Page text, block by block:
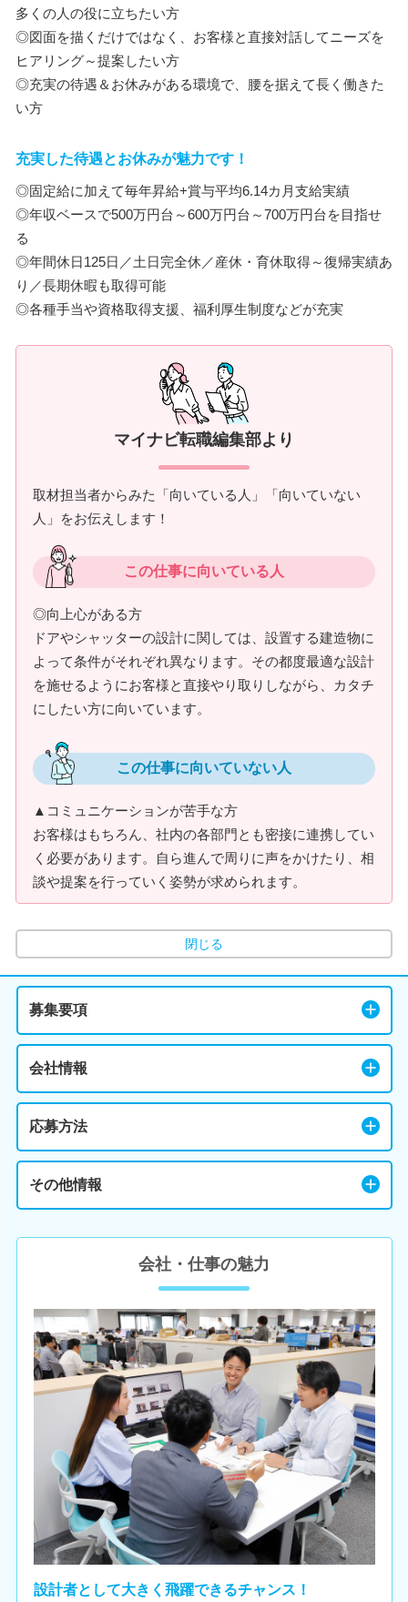
多くの人の役に立ちたい方
◎図面を描くだけではなく、お客様と直接対話してニーズを
ヒアリング～提案したい方
◎充実の待遇＆お休みがある環境で、腰を据えて長く働きた
い方
充実した待遇とお休みが魅力です！
◎固定給に加えて毎年昇給+賞与平均6.14カ月支給実績
◎年収ベースで500万円台～600万円台～700万円台を目指せ
る
◎年間休日125日／土日完全休／産休・育休取得～復帰実績あ
り／長期休暇も取得可能
◎各種手当や資格取得支援、福利厚生制度などが充実
マイナビ転職編集部より
取材担当者からみた「向いている人」「向いていない
人」をお伝えします！
この仕事に向いている人
◎向上心がある方
ドアやシャッターの設計に関しては、設置する建造物に
よって条件がそれぞれ異なります。その都度最適な設計
を施せるようにお客様と直接やり取りしながら、カタチ
にしたい方に向いています。
この仕事に向いていない人
▲コミュニケーションが苦手な方
お客様はもちろん、社内の各部門とも密接に連携してい
く必要があります。自ら進んで周りに声をかけたり、相
談や提案を行っていく姿勢が求められます。
閉じる
募集要項
会社情報
応募方法
その他情報
会社・仕事の魅力
設計者として大きく飛躍できるチャンス！